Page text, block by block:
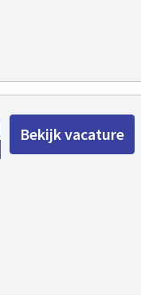
Bekijk vacature